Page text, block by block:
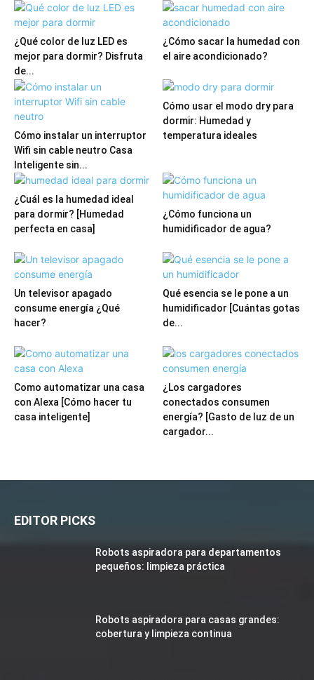
¿Qué color de luz LED es
mejor para dormir? Disfruta
de...
¿Cómo sacar la humedad con
el aire acondicionado?
Cómo instalar un interruptor
Wifi sin cable neutro Casa
Inteligente sin...
Cómo usar el modo dry para
dormir: Humedad y
temperatura ideales
¿Cuál es la humedad ideal
para dormir? [Humedad
perfecta en casa]
¿Cómo funciona un
humidificador de agua?
Un televisor apagado
consume energía ¿Qué
hacer?
Qué esencia se le pone a un
humidificador [Cuántas gotas
de...
Como automatizar una casa
con Alexa [Cómo hacer tu
casa inteligente]
¿Los cargadores
conectados consumen
energía? [Gasto de luz de un
cargador...
EDITOR PICKS
Robots aspiradora para departamentos
pequeños: limpieza práctica
Robots aspiradora para casas grandes:
cobertura y limpieza continua